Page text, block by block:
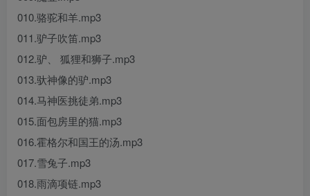
010.骆驼和羊.mp3
011.驴子吹笛.mp3
012.驴、 狐狸和狮子.mp3
013.驮神像的驴.mp3
014.马神医挑徒弟.mp3
015.面包房里的猫.mp3
016.霍格尔和国王的汤.mp3
017.雪兔子.mp3
018.雨滴项链.mp3